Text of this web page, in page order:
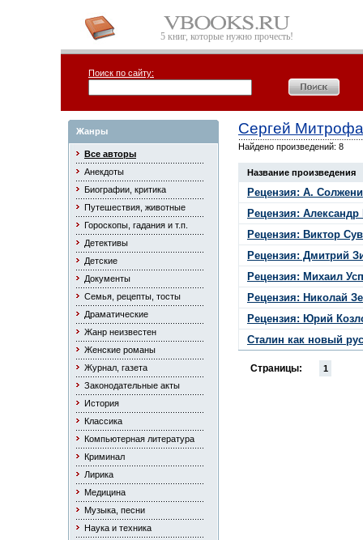
5 книг, которые нужно прочесть!
Поиск по сайту:
Жанры
Все авторы
Анекдоты
Биографии, критика
Путешествия, животные
Гороскопы, гадания и т.п.
Детективы
Детские
Документы
Семья, рецепты, тосты
Драматические
Жанр неизвестен
Женские романы
Журнал, газета
Законодательные акты
История
Классика
Компьютерная литература
Криминал
Лирика
Медицина
Музыка, песни
Наука и техника
Сергей
Найдено произведений: 8
Название произведения
Рецензия: А.
Рецензия:
Рецензия: Виктор
Рецензия: Дмитрий
Рецензия: Михаил
Рецензия: Николай
Рецензия: Юрий
Сталин как новый
Страницы: 1